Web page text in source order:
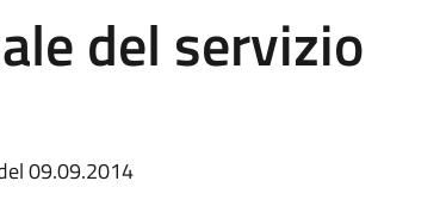
del servizio
09.09.2014